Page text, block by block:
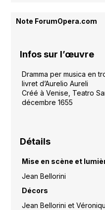
Note ForumOpera.com
Infos sur l’œuvre
Dramma per musica en
livret d’Aurelio Aureli
Créé à Venise, Teatro
décembre 1655
Détails
Mise en scène et
Jean Bellorini
Décors
Jean Bellorini et